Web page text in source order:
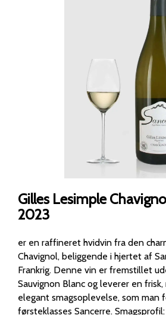
Gilles Lesimple
2023
er en raffineret hvidvin fra den
Chavignol, beliggende i hjertet af
Frankrig. Denne vin er fremstillet udelukkende af
Sauvignon Blanc og leverer en frisk,
elegant smagsoplevelse, som man
førsteklasses Sancerre. Smagsprofil: Farve: Klar og lys